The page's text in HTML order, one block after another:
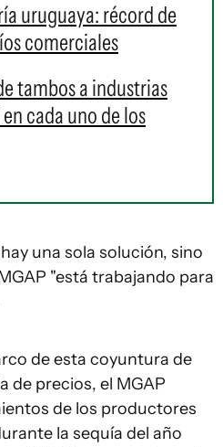
uruguaya: récord de
comerciales
tambos a industrias
cada uno de los
una sola solución, sino
"está trabajando para
de esta coyuntura de
de precios, el MGAP
de los productores
la sequía del año